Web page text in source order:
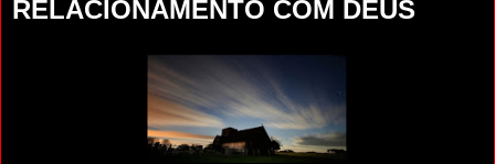
RELACIONAMENTO COM DEUS